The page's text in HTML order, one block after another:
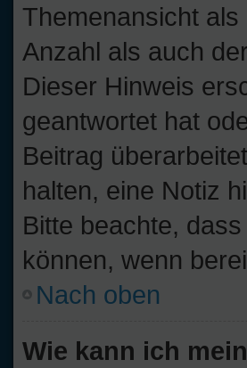
Themenansicht
Anzahl als auch
Dieser Hinweis
geantwortet hat
Beitrag
halten, eine Notiz
Bitte beachte,
können, wenn
Nach oben
Wie kann ich